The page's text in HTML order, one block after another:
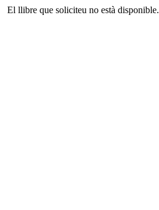
El llibre que soliciteu no està disponible.